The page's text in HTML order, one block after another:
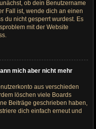
ob dein Benutzername
Fall ist, wende dich an einen
du nicht gesperrt wurdest. Es
mit der Website
mich aber nicht mehr
aus verschieden
löschen viele Boards
Beiträge geschrieben haben,
dich einfach erneut und